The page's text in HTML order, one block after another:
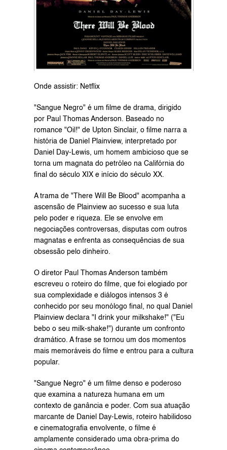
Onde assistir: Netflix
"Sangue Negro" é um filme de drama, dirigido
por Paul Thomas Anderson. Baseado no
romance "Oil!" de Upton Sinclair, o filme narra a
história de Daniel Plainview, interpretado por
Daniel Day-Lewis, um homem ambicioso que se
torna um magnata do petróleo na Califórnia do
final do século XIX e início do século XX.
A trama de "There Will Be Blood" acompanha a
ascensão de Plainview ao sucesso e sua luta
pelo poder e riqueza. Ele se envolve em
negociações controversas, disputas com outros
magnatas e enfrenta as consequências de sua
obsessão pelo dinheiro.
O diretor Paul Thomas Anderson também
escreveu o roteiro do filme, que foi elogiado por
sua complexidade e diálogos intensos 3 é
conhecido por seu monólogo final, no qual Daniel
Plainview declara "I drink your milkshake!" ("Eu
bebo o seu milk-shake!") durante um confronto
dramático. A frase se tornou um dos momentos
mais memoráveis ​​do filme e entrou para a cultura
popular.
"Sangue Negro" é um filme denso e poderoso
que examina a natureza humana em um
contexto de ganância e poder. Com sua atuação
marcante de Daniel Day-Lewis, roteiro habilidoso
e cinematografia envolvente, o filme é
amplamente considerado uma obra-prima do